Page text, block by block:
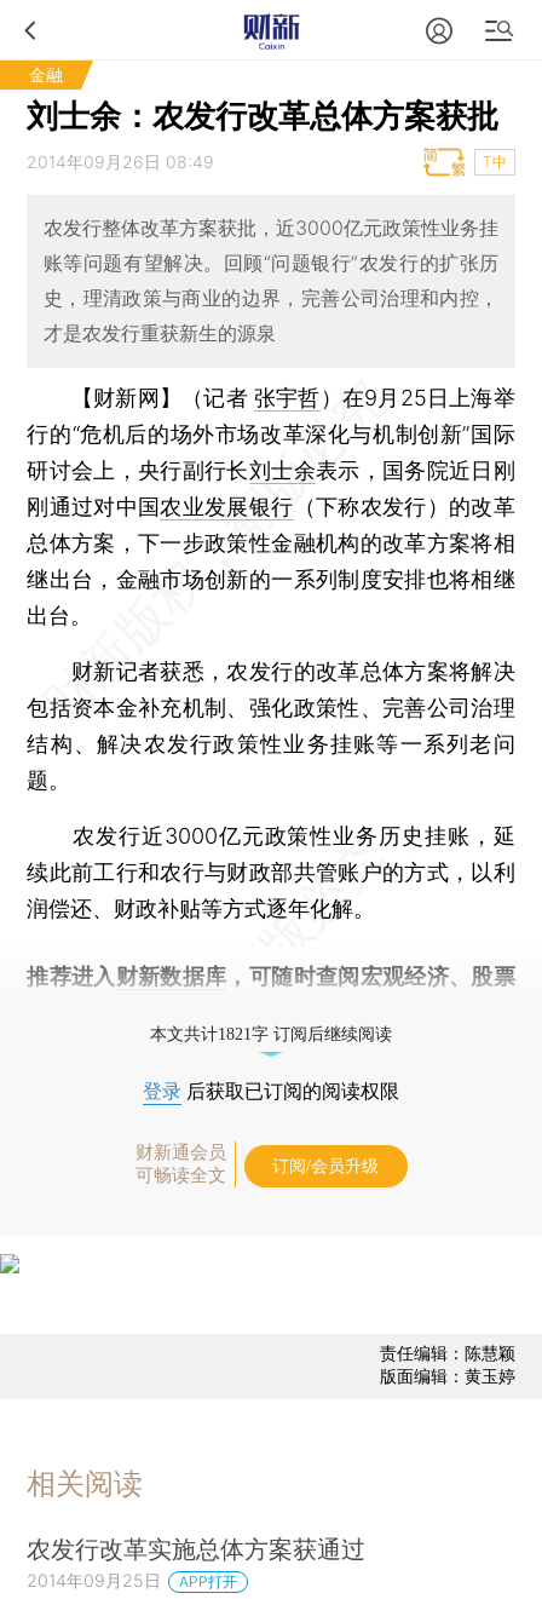
金融
刘士余：农发行改革总体方案获批
2014年09月26日 08:49 T中
农发行整体改革方案获批，近3000亿元政策性业务挂
账等问题有望解决。回顾“问题银行”农发行的扩张历
史，理清政策与商业的边界，完善公司治理和内控，
才是农发行重获新生的源泉
【财新网】（记者张宇哲） 在9月25日上海举
行的“危机后的场外市场改革深化与机制创新”国际
研讨会上，央行副行长刘士余表示，国务院近日刚
刚通过对中国农业发展银行 （下称农发行）的改革
总体方案，下一步政策性金融机构的改革方案将相
继出台，金融市场创新的一系列制度安排也将相继
出台。
财新记者获悉，农发行的改革总体方案将解决
包括资本金补充机制、强化政策性、完善公司治理
结构、解决农发行政策性业务挂账等一系列老问
题。
农发行近3000亿元政策性业务历史挂账，延
续此前工行和农行与财政部共管账户的方式，以利
润偿还、财政补贴等方式逐年化解。
推荐进入 财新数据库 ，可随时查阅宏观经济、股票
本文共计1821字 订阅后继续阅读
登录 后获取已订阅的阅读权限
财新通会员
可畅读全文
订阅/会员升级
责任编辑：陈慧颖
版面编辑：黄玉婷
相关阅读
农发行改革实施总体方案获通过
2014年09月25日 APP打开